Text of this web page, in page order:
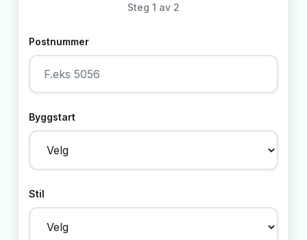
Steg 1 av 2
Postnummer
Byggstart
Stil